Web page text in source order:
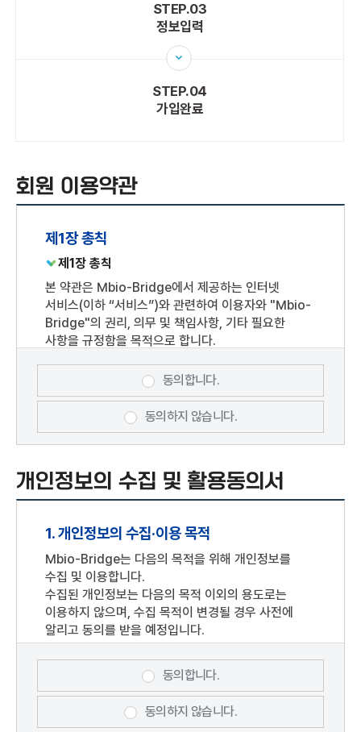
STEP.03
정보입력
STEP.04
가입완료
회원 이용약관
제1장 총칙
제1장 총칙
본 약관은 Mbio-Bridge에서 제공하는 인터넷
서비스(이하 “서비스”)와 관련하여 이용자와 "Mbio-
Bridge"의 권리, 의무 및 책임사항, 기타 필요한
사항을 규정함을 목적으로 합니다.
본 약관에서 정의되지 아니한 용어에 대한 해석은 관계
법령 및 서비스 별 안내에서 정하는 바에 따르며, 그
외에는 일반 관례에 따릅니다.
이용계약을 위하여 개인정보를 제공하거나 SNS 및
포털사이트의 계정을 이용해 개인정보를 제공하여
기업회원 : "Mbio-Bridge"과의 서비스
이용계약을 위하여 기업정보를 제공하여 아이디(ID)
와 비밀번호를 부여 받은 기업을 말합니다.
회원 : 개인회원, 기업회원, 단체회원 모두를
말합니다.
비회원 : 회원에 가입하지 않고 "Mbio-Bridge"이
제공하는 서비스를 이용하는 자를 말하며, Mbio-
Bridge은비회원에 대하여 회원전용으로 제공하는
서비스의 이용을 제한할 수 있습니다.
이용자 : 본 약관에 따라 "Mbio-Bridge"에서
제공하는 서비스를 이용하는 회원 및 비회원을
동의합니다.
동의하지 않습니다.
개인정보의 수집 및 활용동의서
1. 개인정보의 수집·이용 목적
Mbio-Bridge는 다음의 목적을 위해 개인정보를
수집 및 이용합니다.
수집된 개인정보는 다음의 목적 이외의 용도로는
이용하지 않으며, 수집 목적이 변경될 경우 사전에
알리고 동의를 받을 예정입니다.
회원가입, 회원제 서비스 이용 및 본인확인,
개인식별, 가입의사확인, 실태조사 및 각종 게시판
이용, 고지사항 전달 등을 목적으로 개인정보를
동의합니다.
동의하지 않습니다.